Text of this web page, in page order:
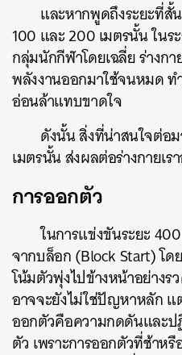
และหากพูดถึงระยะที่สั้
100 และ 200 เมตรนั้น ในร
กลุ่มนักกีฬาโดยเฉลี่ย ร่างก
พลังงานออกมาใช้จนหมด
อ่อนล้าแทบขาดใจ
ดังนั้น สิ่งที่น่าสนใจต่อ
เมตรนั้น ส่งผลต่อร่างกายเร
การออกตัว
ในการแข่งขันระยะ
จากบล็อก (Block Start) โ
โน้มตัวพุ่งไปข้างหน้าอย่างร
อาจจะยังไม่ใช่ปัญหาหลัก แ
ออกตัวคือความกดดันและป
ตัว เพราะการออกตัวที่ช้าหรื